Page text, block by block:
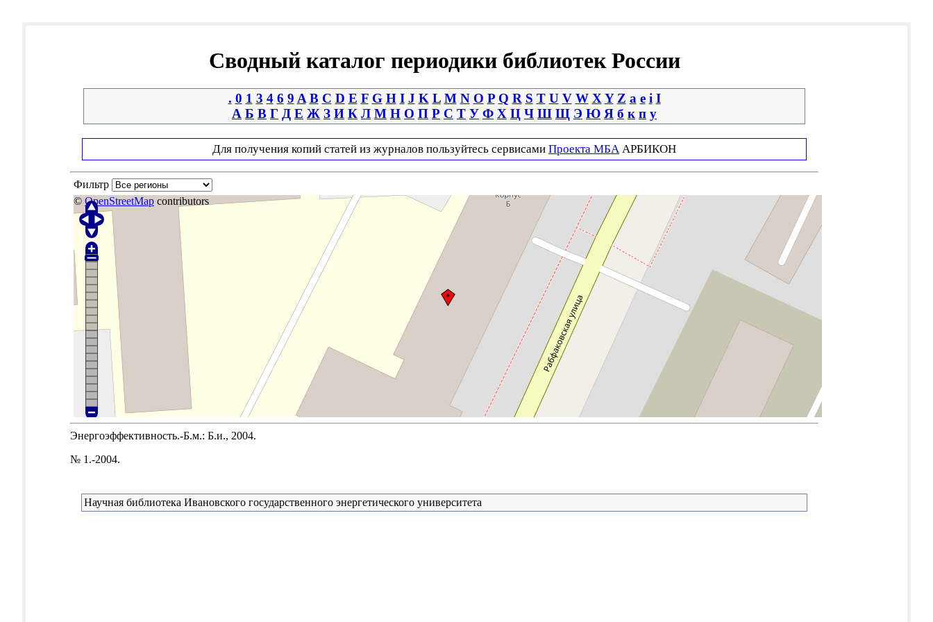
Сводный каталог периодики библиотек России
. 0 1 3 4 6 9 A B C D E F G H I J K L M N O P Q R S T U V W X Y Z a e i І
А Б В Г Д Е Ж З И К Л М Н О П Р С Т У Ф Х Ц Ч Ш Щ Э Ю Я б к п у
Для получения копий статей из журналов пользуйтесь сервисами Проекта МБА АРБИКОН
Фильтр
© OpenStreetMap contributors
Энергоэффективность.-Б.м.: Б.и., 2004.
№ 1.-2004.
Научная библиотека Ивановского государственного энергетического университета